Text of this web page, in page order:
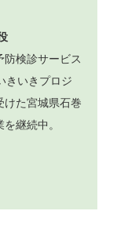
検診サービス
きいきプロジ
けた宮城県石巻
継続中。